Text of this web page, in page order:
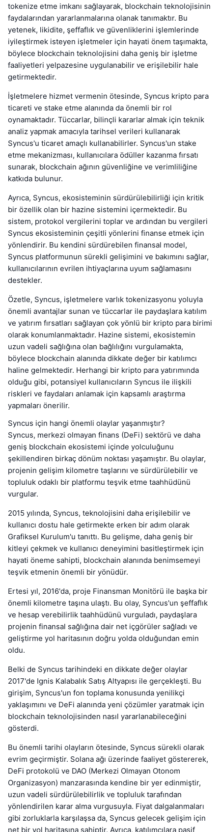
tokenize etme imkanı sağlayarak, blockchain teknolojisinin
faydalarından yararlanmalarına olanak tanımaktır. Bu
yetenek, likidite, şeffaflık ve güvenliklerini işlemlerinde
iyileştirmek isteyen işletmeler için hayati önem taşımakta,
böylece blockchain teknolojisini daha geniş bir işletme
faaliyetleri yelpazesine uygulanabilir ve erişilebilir hale
getirmektedir.
İşletmelere hizmet vermenin ötesinde, Syncus kripto para
ticareti ve stake etme alanında da önemli bir rol
oynamaktadır. Tüccarlar, bilinçli kararlar almak için teknik
analiz yapmak amacıyla tarihsel verileri kullanarak
Syncus'u ticaret amaçlı kullanabilirler. Syncus'un stake
etme mekanizması, kullanıcılara ödüller kazanma fırsatı
sunarak, blockchain ağının güvenliğine ve verimliliğine
katkıda bulunur.
Ayrıca, Syncus, ekosisteminin sürdürülebilirliği için kritik
bir özellik olan bir hazine sistemini içermektedir. Bu
sistem, protokol vergilerini toplar ve ardından bu vergileri
Syncus ekosisteminin çeşitli yönlerini finanse etmek için
yönlendirir. Bu kendini sürdürebilen finansal model,
Syncus platformunun sürekli gelişimini ve bakımını sağlar,
kullanıcılarının evrilen ihtiyaçlarına uyum sağlamasını
destekler.
Özetle, Syncus, işletmelere varlık tokenizasyonu yoluyla
önemli avantajlar sunan ve tüccarlar ile paydaşlara katılım
ve yatırım fırsatları sağlayan çok yönlü bir kripto para birimi
olarak konumlanmaktadır. Hazine sistemi, ekosistemin
uzun vadeli sağlığına olan bağlılığını vurgulamakta,
böylece blockchain alanında dikkate değer bir katılımcı
haline gelmektedir. Herhangi bir kripto para yatırımında
olduğu gibi, potansiyel kullanıcıların Syncus ile ilişkili
riskleri ve faydaları anlamak için kapsamlı araştırma
yapmaları önerilir.
Syncus için hangi önemli olaylar yaşanmıştır?
Syncus, merkezi olmayan finans (DeFi) sektörü ve daha
geniş blockchain ekosistemi içinde yolculuğunu
şekillendiren birkaç dönüm noktası yaşamıştır. Bu olaylar,
projenin gelişim kilometre taşlarını ve sürdürülebilir ve
topluluk odaklı bir platformu teşvik etme taahhüdünü
vurgular.
2015 yılında, Syncus, teknolojisini daha erişilebilir ve
kullanıcı dostu hale getirmekte erken bir adım olarak
Grafiksel Kurulum'u tanıttı. Bu gelişme, daha geniş bir
kitleyi çekmek ve kullanıcı deneyimini basitleştirmek için
hayati öneme sahipti, blockchain alanında benimsemeyi
teşvik etmenin önemli bir yönüdür.
Ertesi yıl, 2016'da, proje Finansman Monitörü ile başka bir
önemli kilometre taşına ulaştı. Bu olay, Syncus'un şeffaflık
ve hesap verebilirlik taahhüdünü vurguladı, paydaşlara
projenin finansal sağlığına dair net içgörüler sağladı ve
geliştirme yol haritasının doğru yolda olduğundan emin
oldu.
Belki de Syncus tarihindeki en dikkate değer olaylar
2017'de Ignis Kalabalık Satış Altyapısı ile gerçekleşti. Bu
girişim, Syncus'un fon toplama konusunda yenilikçi
yaklaşımını ve DeFi alanında yeni çözümler yaratmak için
blockchain teknolojisinden nasıl yararlanabileceğini
gösterdi.
Bu önemli tarihi olayların ötesinde, Syncus sürekli olarak
evrim geçirmiştir. Solana ağı üzerinde faaliyet göstererek,
DeFi protokolü ve DAO (Merkezi Olmayan Otonom
Organizasyon) manzarasında kendine bir yer edinmiştir,
uzun vadeli sürdürülebilirlik ve topluluk tarafından
yönlendirilen karar alma vurgusuyla. Fiyat dalgalanmaları
gibi zorluklarla karşılaşsa da, Syncus gelecek gelişim için
net bir yol haritasına sahiptir. Ayrıca, katılımcılara pasif